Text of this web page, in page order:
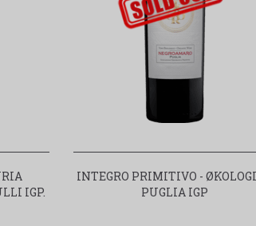
IGP.
INTEGRO PRIMITIVO -
PUGLIA IGP